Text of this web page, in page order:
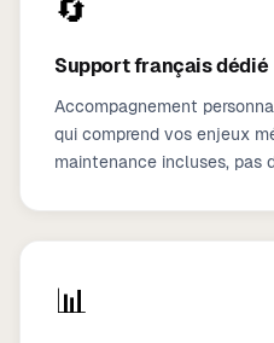
🔄
Support français dédié
Accompagnement
qui comprend vos enjeux
maintenance incluses, pas
📊